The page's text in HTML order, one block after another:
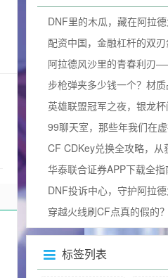
阿拉德风沙里的青春利刃
标签列表